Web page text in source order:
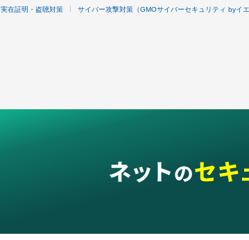
実在証明・盗聴対策 サイバー攻撃対策（GMOサイバーセキュリティ byイエ